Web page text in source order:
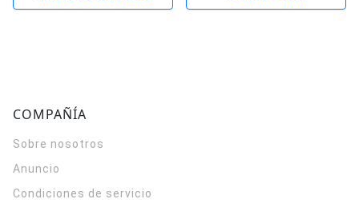
COMPAÑÍA
Sobre nosotros
Anuncio
Condiciones de servicio